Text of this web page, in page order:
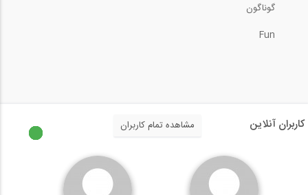
گوناگون
Fun
کاربران آنلاین مشاهده تمام کاربران